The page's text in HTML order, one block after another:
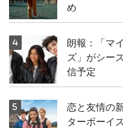
め
朗報：「マ
ズ」がシー
信予定
恋と友情の
ターボーイ